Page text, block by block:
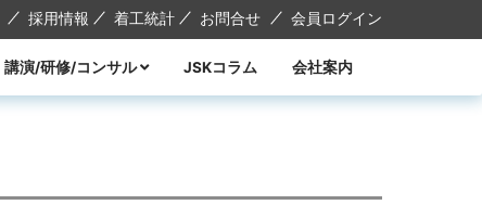
採用情報 着工統計 お問合せ 会員ログイン
講演/研修/コンサル JSKコラム 会社案内